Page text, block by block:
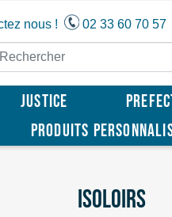
nous ! 02 33 60 70 57
JUSTICE
PRODUITS
ISOLOIRS